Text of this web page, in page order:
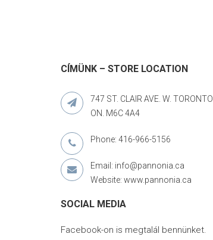
CÍMÜNK – STORE LOCATION
747 ST. CLAIR AVE. W. TORONTO ,
ON. M6C 4A4
Phone: 416-966-5156
Email: info@pannonia.ca
Website: www.pannonia.ca
SOCIAL MEDIA
Facebook-on is megtalál bennünket.